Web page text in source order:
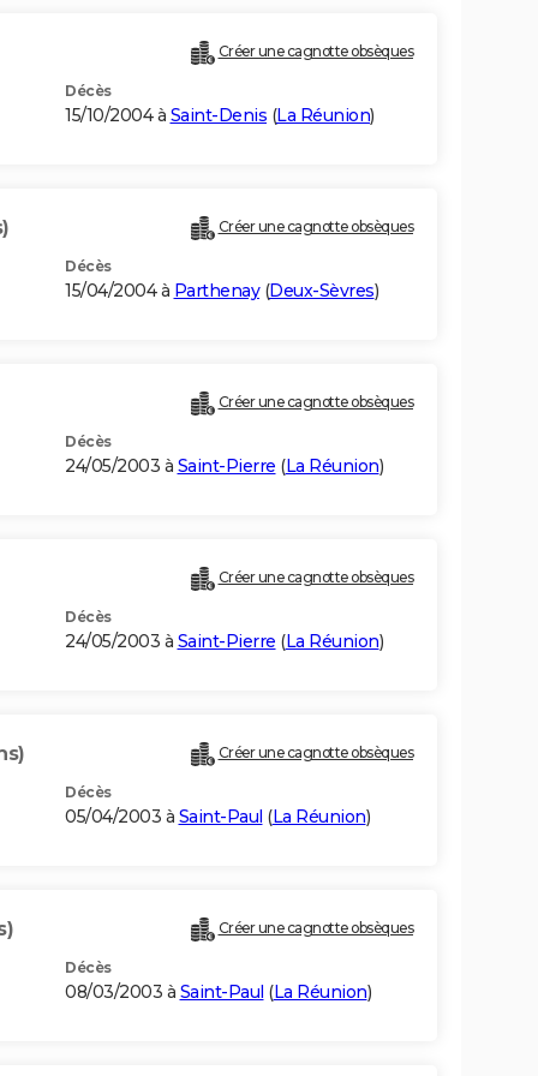
Créer une cagnotte obsèques
Décès
15/10/2004 à Saint-Denis (La Réunion)
Créer une cagnotte obsèques
Décès
15/04/2004 à Parthenay(Deux-Sèvres)
Créer une cagnotte obsèques
Décès
24/05/2003 à Saint-Pierre (La Réunion)
Créer une cagnotte obsèques
Décès
24/05/2003 à Saint-Pierre (La Réunion)
Créer une cagnotte obsèques
Décès
05/04/2003 à Saint-Paul (La Réunion)
Créer une cagnotte obsèques
Décès
08/03/2003 à Saint-Paul (La Réunion)